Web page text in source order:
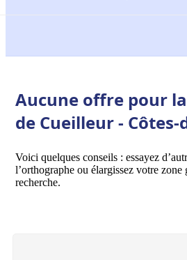
Aucune offre pour
de Cueilleur -
Voici quelques conseils : essayez
l’orthographe ou élargissez votre zone
recherche.